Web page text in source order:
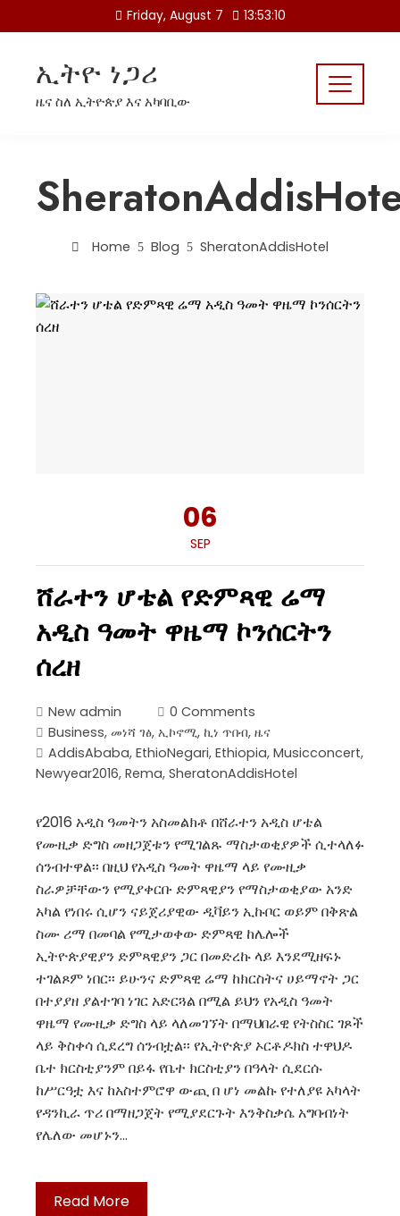
to
Friday, August 7 13:53:10
ኢትዮ ነጋሪ
ዜና ስለ ኢትዮጵያ እና አካባቢው
Home Blog SheratonAddisHotel
06
SEP
ሸራተን ሆቴል የድምጻዊ ሬማ
አዲስ ዓመት ዋዜማ ኮንሰርትን
ሰረዘ
New admin
0 Comments
Business, መነሻ ገፅ, ኢኮኖሚ, ኪነ ጥበብ, ዜና
AddisAbaba, EthioNegari, Ethiopia, Musicconcert,
Newyear2016, Rema, SheratonAddisHotel
የ2016 አዲስ ዓመትን አስመልክቶ በሸራተን አዲስ ሆቴል
የሙዚቃ ድግስ መዘጋጀቱን የሚገልጹ ማስታወቂያዎች ሲተላለፉ
ሰንብተዋል፡፡ በዚህ የአዲስ ዓመት ዋዜማ ላይ የሙዚቃ
ስራዎቻቸውን የሚያቀርቡ ድምጻዊያን የማስታወቂያው አንድ
አካል የነበሩ ሲሆን ናይጀሪያዊው ዲቫይን ኢኩቦር ወይም በቅጽል
ስሙ ሪማ በመባል የሚታወቀው ድምጻዊ ከሌሎች
ኢትዮጵያዊያን ድምጻዊያን ጋር በመድረኩ ላይ እንደሚዘፍኑ
ተገልጾም ነበር፡፡ ይሁንና ድምጻዊ ሬማ ከክርስትና ሀይማኖት ጋር
በተያያዘ ያልተገባ ነገር አድርጓል በሚል ይህን የአዲስ ዓመት
ዋዜማ የሙዚቃ ድግስ ላይ ላለመገኘት በማህበራዊ የትስስር ገጾች
ላይ ቅስቀሳ ሲደረግ ሰንብቷል፡፡ የኢትዮጵያ ኦርቶዶክስ ተዋህዶ
ቤተ ክርስቲያንም በይፋ የቤተ ክርስቲያን በዓላት ሲደርሱ
ከሥርዓቷ እና ከአስተምሮዋ ውጪ በ ሆነ መልኩ የተለያዩ አካላት
የዳንኪራ ጥሪ በማዘጋጀት የሚያደርጉት እንቅስቃሴ አግባብነት
የሌለው መሆኑን…
Read More